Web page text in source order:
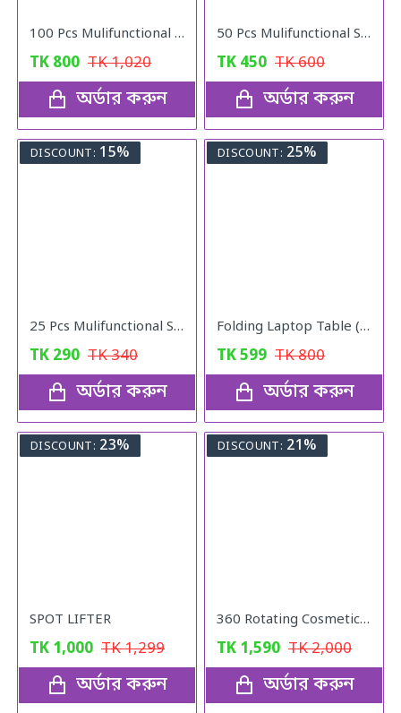
100 Pcs Mulifunctional Sunshade Net Fixing Clip
TK 800 TK1,020
অর্ডার করুন
50 Pcs Mulifunctional Sunshade Net Fixing Clip
TK 450 TK600
অর্ডার করুন
DISCOUNT: 15%
25 Pcs Mulifunctional Sunshade "Net Fixing Clip"
TK 290 TK340
অর্ডার করুন
DISCOUNT: 25%
Folding Laptop Table (Black)
TK599 TK800
অর্ডার করুন
DISCOUNT: 23%
SPOT LIFTER
TK 1,000 TK1,299
অর্ডার করুন
DISCOUNT: 21%
360 Rotating Cosmetic Organizer
TK 1,590 TK2,000
অর্ডার করুন